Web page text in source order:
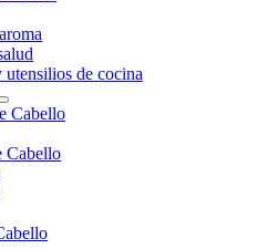
utensilios de cocina
Cabello
Cabello